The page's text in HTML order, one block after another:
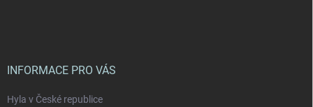
INFORMACE PRO VÁS
Hyla v České republice